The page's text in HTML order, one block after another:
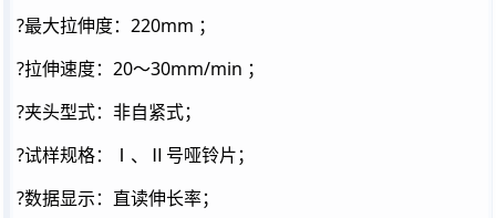
?最大拉伸度：220mm ；
?拉伸速度：20～30mm/min ；
?夹头型式：非自紧式；
?试样规格：Ⅰ、Ⅱ号哑铃片；
?数据显示：直读伸长率；